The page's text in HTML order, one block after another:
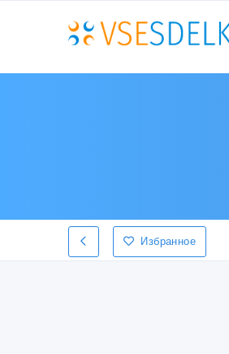
Избранное